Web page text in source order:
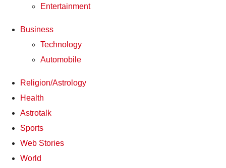
Entertainment
Business
Technology
Automobile
Religion/Astrology
Health
Astrotalk
Sports
Web Stories
World